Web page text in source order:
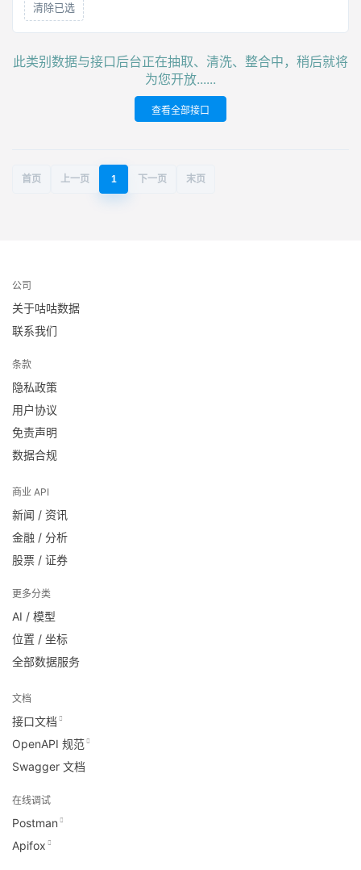
清除已选
此类别数据与接口后台正在抽取、清洗、整合中，稍后就将
为您开放......
查看全部接口
首页 上一页 1 下一页 末页
公司
关于咕咕数据
联系我们
条款
隐私政策
用户协议
免责声明
数据合规
商业 API
新闻 / 资讯
金融 / 分析
股票 / 证券
更多分类
AI / 模型
位置 / 坐标
全部数据服务
文档
接口文档
OpenAPI 规范
Swagger 文档
在线调试
Postman
Apifox